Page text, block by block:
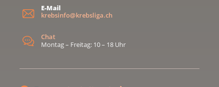
E-Mail
krebsinfo@krebsliga.ch
Chat
Montag – Freitag: 10 – 18 Uhr